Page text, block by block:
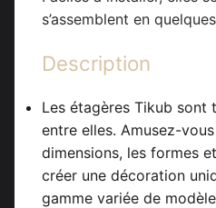
s’assemblent en
Description
Les étagères Tikub sont
entre elles. Amusez-
dimensions, les formes
créer une décoration
gamme variée de